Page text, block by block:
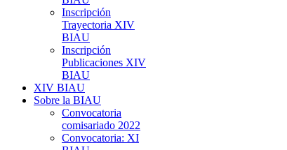
Inscripción
Trayectoria XIV
BIAU
Inscripción
Publicaciones XIV
BIAU
XIV BIAU
Sobre la BIAU
Convocatoria
comisariado 2022
Convocatoria: XI